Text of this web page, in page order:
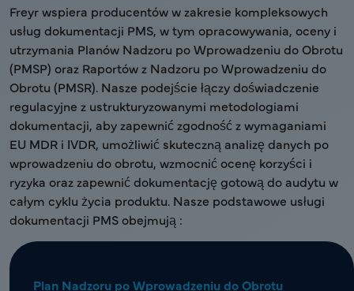
Freyr wspiera producentów w zakresie kompleksowych
usług dokumentacji PMS, w tym opracowywania, oceny i
utrzymania Planów Nadzoru po Wprowadzeniu do Obrotu
(PMSP) oraz Raportów z Nadzoru po Wprowadzeniu do
Obrotu (PMSR). Nasze podejście łączy doświadczenie
regulacyjne z ustrukturyzowanymi metodologiami
dokumentacji, aby zapewnić zgodność z wymaganiami
EU MDR i IVDR, umożliwić skuteczną analizę danych po
wprowadzeniu do obrotu, wzmocnić ocenę korzyści i
ryzyka oraz zapewnić dokumentację gotową do audytu w
całym cyklu życia produktu. Nasze podstawowe usługi
dokumentacji PMS obejmują :
Plan Nadzoru po Wprowadzeniu do Obrotu